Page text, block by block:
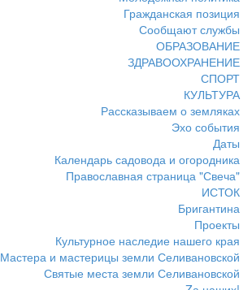
Гражданская позиция
Сообщают службы
ОБРАЗОВАНИЕ
ЗДРАВООХРАНЕНИЕ
СПОРТ
КУЛЬТУРА
Рассказываем о земляках
Эхо события
Даты
Календарь садовода и огородника
Православная страница "Свеча"
ИСТОК
Бригантина
Проекты
Культурное наследие нашего края
Мастера и мастерицы земли Селивановской
Святые места земли Селивановской